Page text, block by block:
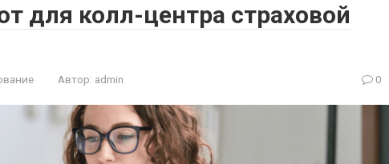
для колл-центра страховой
Автор: admin 0